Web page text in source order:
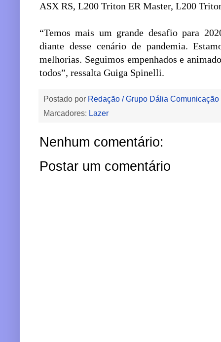
ASX RS, L200 Triton ER Master, L200
“Temos mais um grande desafio para
diante desse cenário de pandemia.
melhorias. Seguimos empenhados e
todos”, ressalta Guiga Spinelli.
Postado por Redação / Grupo Dália Comunicação
Marcadores: Lazer
Nenhum comentário:
Postar um comentário